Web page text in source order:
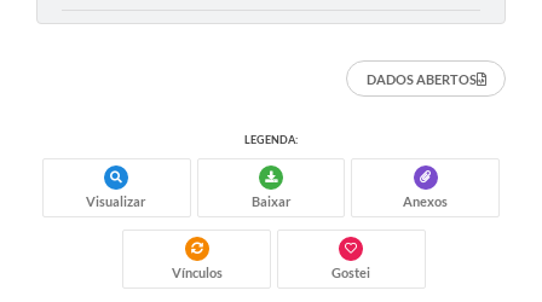
DADOS ABERTOS
LEGENDA:
Visualizar Baixar Anexos
Vínculos Gostei